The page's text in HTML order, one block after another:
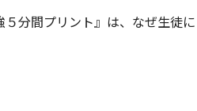
分間プリント』は、なぜ生徒に